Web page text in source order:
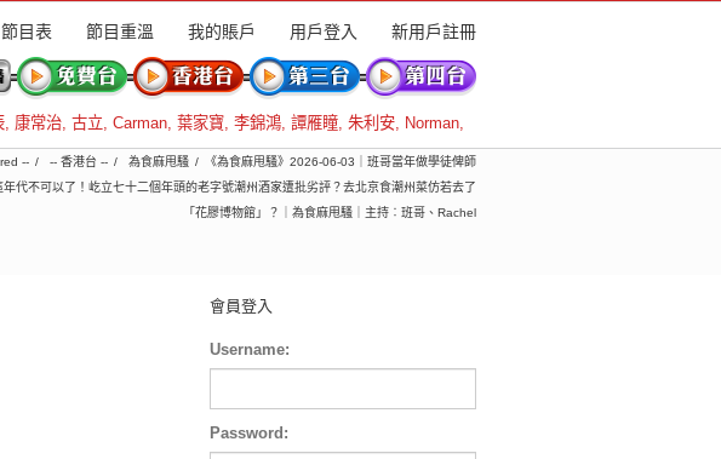
節目表 節目重溫 我的賬戶 用戶登入 新用戶註冊
, 康常治, 古立, Carman, 葉家寶, 李錦鴻, 譚雁瞳, 朱利安, Norman,
-- -- 香港台 -- 為食麻甩騷
《為食麻甩騷》2026-06-03｜班哥當年做學徒俾師
代不可以了！屹立七十二個年頭的老字號潮州酒家遭批劣評？去北京食潮州菜仿若去了
「花膠博物館」？｜為食麻甩騷｜主持︰班哥、Rachel
會員登入
Username:
Password: